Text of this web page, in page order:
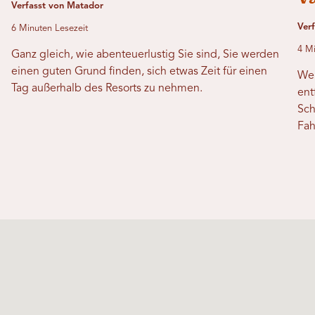
Verfasst von Matador
6 Minuten Lesezeit
Ganz gleich, wie abenteuerlustig Sie sind, Sie werden
einen guten Grund finden, sich etwas Zeit für einen
Tag außerhalb des Resorts zu nehmen.
4